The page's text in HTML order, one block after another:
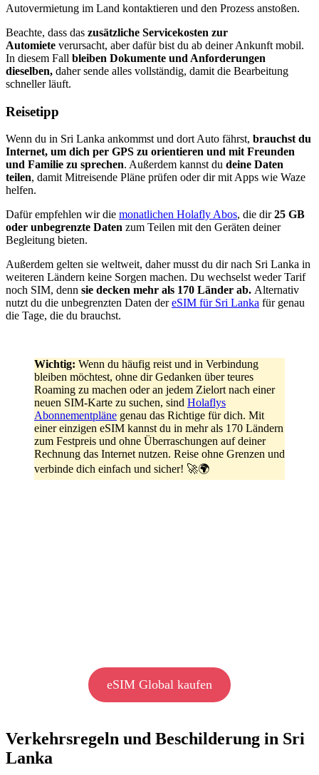
Autovermietung im Land kontaktieren und den Prozess anstoßen.
Beachte, dass das zusätzliche Servicekosten zur
Automiete verursacht, aber dafür bist du ab deiner Ankunft mobil.
In diesem Fall bleiben Dokumente und Anforderungen
dieselben, daher sende alles vollständig, damit die Bearbeitung
schneller läuft.
Reisetipp
Wenn du in Sri Lanka ankommst und dort Auto fährst, brauchst du
Internet, um dich per GPS zu orientieren und mit Freunden
und Familie zu sprechen. Außerdem kannst du deine Daten
teilen, damit Mitreisende Pläne prüfen oder dir mit Apps wie Waze
helfen.
Dafür empfehlen wir die monatlichen Holafly Abos, die dir25 GB
oder unbegrenzte Daten zum Teilen mit den Geräten deiner
Begleitung bieten.
Außerdem gelten sie weltweit, daher musst du dir nach Sri Lanka in
weiteren Ländern keine Sorgen machen. Du wechselst weder Tarif
noch SIM, denn sie decken mehr als 170 Länder ab. Alternativ
nutzt du die unbegrenzten Daten dereSIM für Sri Lanka für genau
die Tage, die du brauchst.
Wichtig: Wenn du häufig reist und in Verbindung
bleiben möchtest, ohne dir Gedanken über teures
Roaming zu machen oder an jedem Zielort nach einer
neuen SIM-Karte zu suchen, sind Holaflys
Abonnementpläne genau das Richtige für dich. Mit
einer einzigen eSIM kannst du in mehr als 170 Ländern
zum Festpreis und ohne Überraschungen auf deiner
Rechnung das Internet nutzen. Reise ohne Grenzen und
verbinde dich einfach und sicher! 🚀🌍
eSIM Global kaufen
Verkehrsregeln und Beschilderung in Sri
Lanka